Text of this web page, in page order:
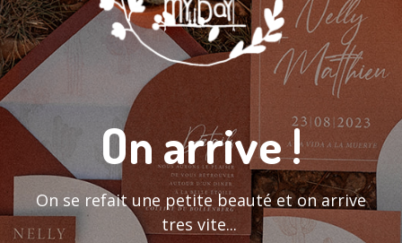
On arrive !
On se refait une petite beauté et on arrive
tres vite...